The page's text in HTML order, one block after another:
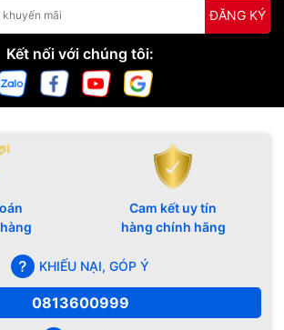
ĐĂNG KÝ
Kết nối với chúng tôi:
Cam kết uy tín
hàng chính hãng
KHIẾU NẠI, GÓP Ý
0813600999